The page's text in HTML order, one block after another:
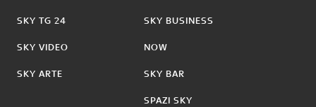
SKY TG 24
SKY VIDEO
SKY ARTE
SKY BUSINESS
NOW
SKY BAR
SPAZI SKY